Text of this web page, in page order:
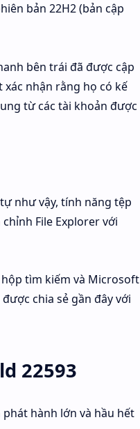
bản 22H2 (bản cập
bên trái đã được cập
xác nhận rằng họ có kế
từ các tài khoản được
như vậy, tính năng tệp
File Explorer với
tìm kiếm và Microsoft
chia sẻ gần đây với
22593
hành lớn và hầu hết